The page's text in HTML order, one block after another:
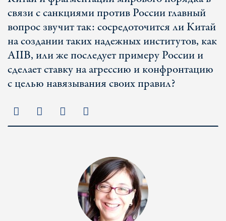
связи с санкциями против России главный
вопрос звучит так: сосредоточится ли Китай
на создании таких надежных институтов, как
AIIB, или же последует примеру России и
сделает ставку на агрессию и конфронтацию
с целью навязывания своих правил?